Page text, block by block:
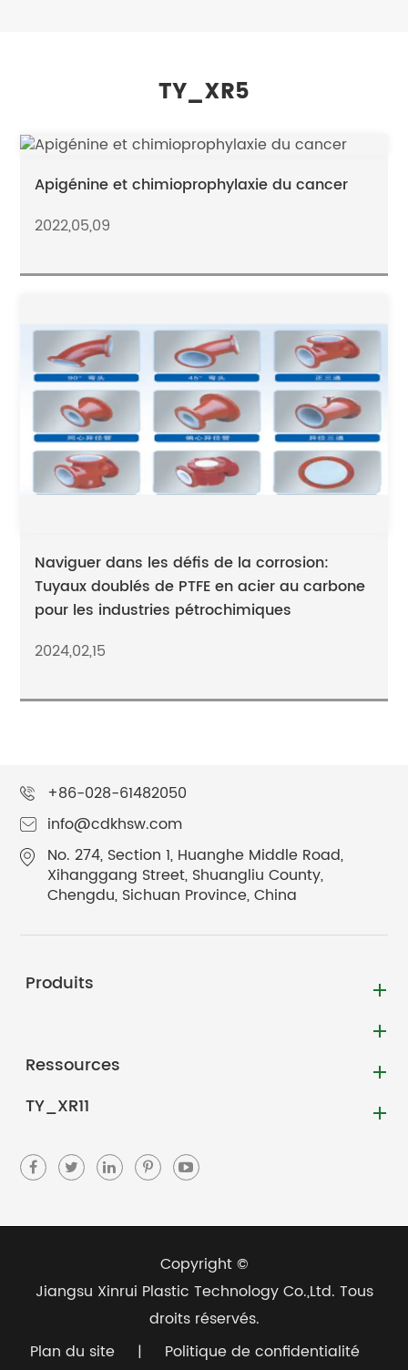
TY_XR5
Apigénine et chimioprophylaxie du cancer
2022,05,09
Naviguer dans les défis de la corrosion:
Tuyaux doublés de PTFE en acier au carbone
pour les industries pétrochimiques
2024,02,15
+86-028-61482050
info@cdkhsw.com
No. 274, Section 1, Huanghe Middle Road,
Xihanggang Street, Shuangliu County,
Chengdu, Sichuan Province, China
Produits
Ressources
TY_XR11
Copyright ©
Jiangsu Xinrui Plastic Technology Co.,Ltd. Tous
droits réservés.
Plan du site
| Politique de confidentialité